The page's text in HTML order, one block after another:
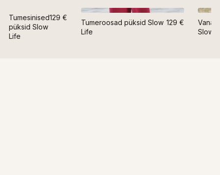
Tumesinised
püksid Slow
Life
129 €
Tumeroosad püksid Slow
Life
129 €
Slow